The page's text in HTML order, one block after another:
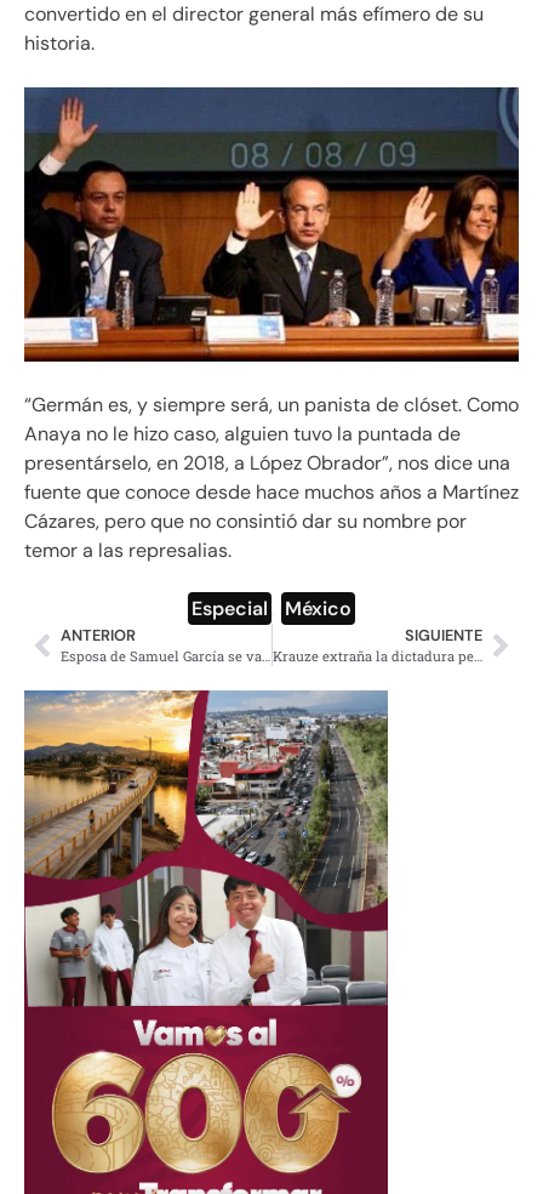
convertido en el director general más efímero de su
historia.
“Germán es, y siempre será, un panista de clóset. Como
Anaya no le hizo caso, alguien tuvo la puntada de
presentárselo, en 2018, a López Obrador”, nos dice una
fuente que conoce desde hace muchos años a Martínez
Cázares, pero que no consintió dar su nombre por
temor a las represalias.
Especial México
ANTERIOR
Esposa de Samuel García se va contra el INE; los denunciará ante la CNDH por violencia de género
SIGUIENTE
Krauze extraña la dictadura perfecta porque con EPN recibió más de 144 mdp